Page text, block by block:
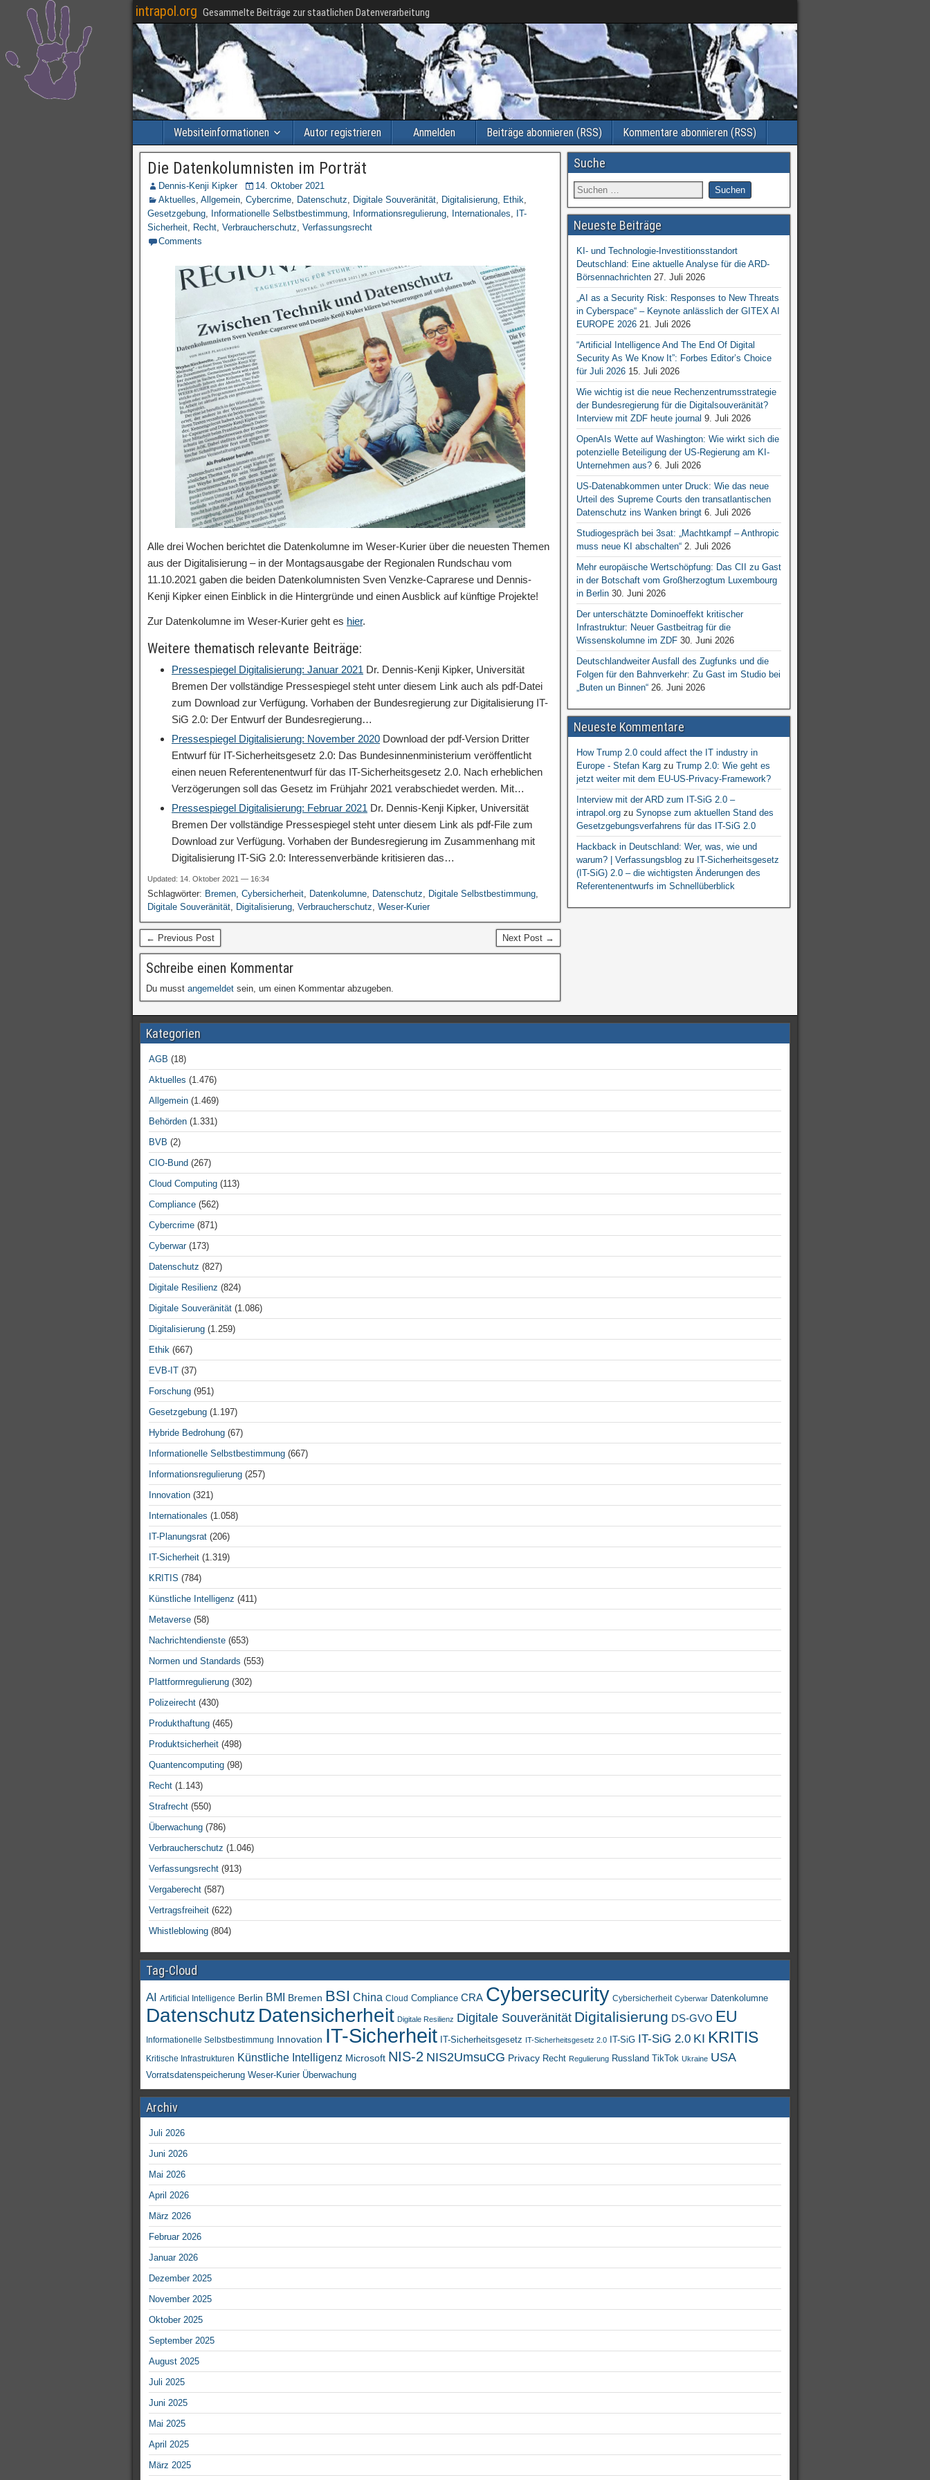
intrapol.org Gesammelte Beiträge zur staatlichen Datenverarbeitung
Websiteinformationen Autor registrieren Anmelden Beiträge abonnieren (RSS) Kommentare abonnieren (RSS)
Die Datenkolumnisten im Porträt
Dennis-Kenji Kipker
14. Oktober 2021
Aktuelles, Allgemein, Cybercrime, Datenschutz, Digitale Souveränität, Digitalisierung, Ethik,
Gesetzgebung, Informationelle Selbstbestimmung, Informationsregulierung, Internationales, IT-
Sicherheit, Recht, Verbraucherschutz, Verfassungsrecht
Comments
Alle drei Wochen berichtet die Datenkolumne im Weser-Kurier über die neuesten Themen
aus der Digitalisierung – in der Montagsausgabe der Regionalen Rundschau vom
11.10.2021 gaben die beiden Datenkolumnisten Sven Venzke-Caprarese und Dennis-
Kenji Kipker einen Einblick in die Hintergründe und einen Ausblick auf künftige Projekte!
Zur Datenkolumne im Weser-Kurier geht es hier.
Weitere thematisch relevante Beiträge:
Pressespiegel Digitalisierung: Januar 2021 Dr. Dennis-Kenji Kipker, Universität
Bremen Der vollständige Pressespiegel steht unter diesem Link auch als pdf-Datei
zum Download zur Verfügung. Vorhaben der Bundesregierung zur Digitalisierung IT-
SiG 2.0: Der Entwurf der Bundesregierung…
Pressespiegel Digitalisierung: November 2020 Download der pdf-Version Dritter
Entwurf für IT-Sicherheitsgesetz 2.0: Das Bundesinnenministerium veröffentlicht
einen neuen Referentenentwurf für das IT-Sicherheitsgesetz 2.0. Nach erheblichen
Verzögerungen soll das Gesetz im Frühjahr 2021 verabschiedet werden. Mit…
Pressespiegel Digitalisierung: Februar 2021 Dr. Dennis-Kenji Kipker, Universität
Bremen Der vollständige Pressespiegel steht unter diesem Link als pdf-File zum
Download zur Verfügung. Vorhaben der Bundesregierung im Zusammenhang mit
Digitalisierung IT-SiG 2.0: Interessenverbände kritisieren das…
Updated: 14. Oktober 2021 — 16:34
Schlagwörter: Bremen, Cybersicherheit, Datenkolumne, Datenschutz, Digitale Selbstbestimmung,
Digitale Souveränität, Digitalisierung, Verbraucherschutz, Weser-Kurier
← Previous Post Next Post →
Schreibe einen Kommentar
Du musst angemeldet sein, um einen Kommentar abzugeben.
Suche
Neueste Beiträge
KI- und Technologie-Investitionsstandort
Deutschland: Eine aktuelle Analyse für die ARD-
Börsennachrichten 27. Juli 2026
„AI as a Security Risk: Responses to New Threats
in Cyberspace“ – Keynote anlässlich der GITEX AI
EUROPE 2026 21. Juli 2026
“Artificial Intelligence And The End Of Digital
Security As We Know It”: Forbes Editor’s Choice
für Juli 2026 15. Juli 2026
Wie wichtig ist die neue Rechenzentrumsstrategie
der Bundesregierung für die Digitalsouveränität?
Interview mit ZDF heute journal 9. Juli 2026
OpenAIs Wette auf Washington: Wie wirkt sich die
potenzielle Beteiligung der US-Regierung am KI-
Unternehmen aus? 6. Juli 2026
US-Datenabkommen unter Druck: Wie das neue
Urteil des Supreme Courts den transatlantischen
Datenschutz ins Wanken bringt 6. Juli 2026
Studiogespräch bei 3sat: „Machtkampf – Anthropic
muss neue KI abschalten“ 2. Juli 2026
Mehr europäische Wertschöpfung: Das CII zu Gast
in der Botschaft vom Großherzogtum Luxembourg
in Berlin 30. Juni 2026
Der unterschätzte Dominoeffekt kritischer
Infrastruktur: Neuer Gastbeitrag für die
Wissenskolumne im ZDF 30. Juni 2026
Deutschlandweiter Ausfall des Zugfunks und die
Folgen für den Bahnverkehr: Zu Gast im Studio bei
„Buten un Binnen“ 26. Juni 2026
Neueste Kommentare
How Trump 2.0 could affect the IT industry in
Europe - Stefan Kargzu Trump 2.0: Wie geht es
jetzt weiter mit dem EU-US-Privacy-Framework?
Interview mit der ARD zum IT-SiG 2.0 –
intrapol.orgzu Synopse zum aktuellen Stand des
Gesetzgebungsverfahrens für das IT-SiG 2.0
Hackback in Deutschland: Wer, was, wie und
warum? | Verfassungsblogzu IT-Sicherheitsgesetz
(IT-SiG) 2.0 – die wichtigsten Änderungen des
Referentenentwurfs im Schnellüberblick
Kategorien
AGB (18)
Aktuelles (1.476)
Allgemein (1.469)
Behörden (1.331)
BVB (2)
CIO-Bund (267)
Cloud Computing (113)
Compliance (562)
Cybercrime (871)
Cyberwar(173)
Datenschutz (827)
Digitale Resilienz (824)
Digitale Souveränität (1.086)
Digitalisierung (1.259)
Ethik (667)
EVB-IT (37)
Forschung (951)
Gesetzgebung (1.197)
Hybride Bedrohung (67)
Informationelle Selbstbestimmung (667)
Informationsregulierung (257)
Innovation (321)
Internationales (1.058)
IT-Planungsrat (206)
IT-Sicherheit (1.319)
KRITIS (784)
Künstliche Intelligenz (411)
Metaverse (58)
Nachrichtendienste (653)
Normen und Standards (553)
Plattformregulierung (302)
Polizeirecht (430)
Produkthaftung (465)
Produktsicherheit (498)
Quantencomputing (98)
Recht (1.143)
Strafrecht (550)
Überwachung (786)
Verbraucherschutz (1.046)
Verfassungsrecht (913)
Vergaberecht (587)
Vertragsfreiheit (622)
Whistleblowing (804)
Tag-Cloud
AI Artificial Intelligence Berlin BMI Bremen BSI China Cloud Compliance CRA Cybersecurity Cybersicherheit Cyberwar Datenkolumne
Datenschutz Datensicherheit Digitale Resilienz Digitale Souveränität Digitalisierung DS-GVO EU
Informationelle Selbstbestimmung Innovation IT-Sicherheit IT-Sicherheitsgesetz IT-Sicherheitsgesetz 2.0 IT-SiG IT-SiG 2.0 KI KRITIS
Kritische Infrastrukturen Künstliche Intelligenz Microsoft NIS-2 NIS2UmsuCG Privacy Recht Regulierung Russland TikTok Ukraine USA
Vorratsdatenspeicherung Weser-Kurier Überwachung
Archiv
Juli 2026
Juni 2026
Mai 2026
April 2026
März 2026
Februar 2026
Januar 2026
Dezember 2025
November 2025
Oktober 2025
September 2025
August 2025
Juli 2025
Juni 2025
Mai 2025
April 2025
März 2025